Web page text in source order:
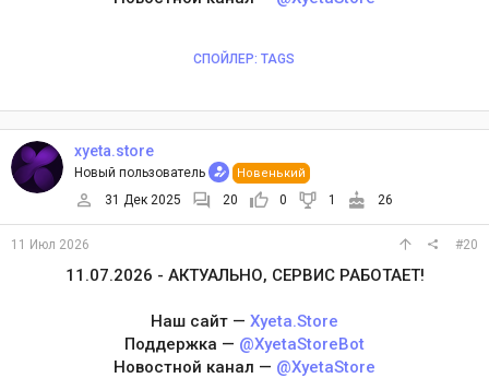
СПОЙЛЕР: TAGS
xyeta.store
Новый пользователь Новенький
31 Дек 2025 20 0 1 26
11 Июл 2026 #20
11.07.2026 - АКТУАЛЬНО, СЕРВИС РАБОТАЕТ!
Наш сайт — Xyeta.Store
Поддержка — @XyetaStoreBot
Новостной канал — @XyetaStore